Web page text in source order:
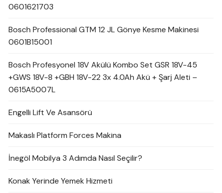
0601621703
Bosch Professional GTM 12 JL Gönye Kesme Makinesi
0601B15001
Bosch Profesyonel 18V Akülü Kombo Set GSR 18V-45
+GWS 18V-8 +GBH 18V-22 3x 4.0Ah Akü + Şarj Aleti –
0615A5007L
Engelli Lift Ve Asansörü
Makaslı Platform Forces Makina
İnegöl Mobilya 3 Adımda Nasıl Seçilir?
Konak Yerinde Yemek Hizmeti